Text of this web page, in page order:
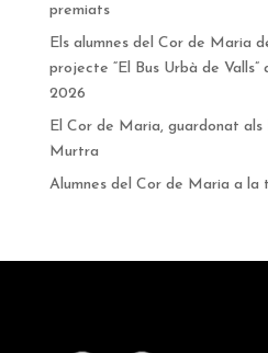
premiats
Els alumnes del Cor de Maria
projecte “El Bus Urbà de
2026
El Cor de Maria, guardonat
Murtra
Alumnes del Cor de Maria a la